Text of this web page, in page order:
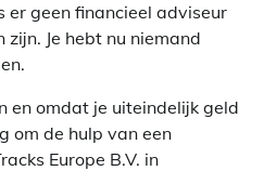
geen financieel adviseur
Je hebt nu niemand
en omdat je uiteindelijk geld
om de hulp van een
Europe B.V. in